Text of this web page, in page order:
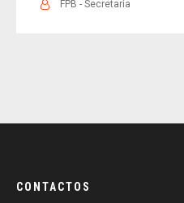
FPB - Secretaria
CONTACTOS